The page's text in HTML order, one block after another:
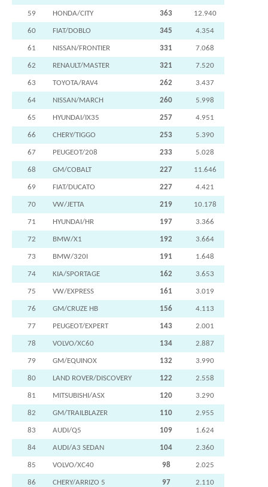
59 HONDA/CITY 363 12.940
60 FIAT/DOBLO 345 4.354
61 NISSAN/FRONTIER 331 7.068
62 RENAULT/MASTER 321 7.520
63 TOYOTA/RAV4 262 3.437
64 NISSAN/MARCH 260 5.998
65 HYUNDAI/IX35 257 4.951
66 CHERY/TIGGO 253 5.390
67 PEUGEOT/208 233 5.028
68 GM/COBALT 227 11.646
69 FIAT/DUCATO 227 4.421
70 VW/JETTA 219 10.178
71 HYUNDAI/HR 197 3.366
72 BMW/X1 192 3.664
73 BMW/320I 191 1.648
74 KIA/SPORTAGE 162 3.653
75 VW/EXPRESS 161 3.019
76 GM/CRUZE HB 156 4.113
77 PEUGEOT/EXPERT 143 2.001
78 VOLVO/XC60 134 2.887
79 GM/EQUINOX 132 3.990
80 LAND ROVER/DISCOVERY 122 2.558
81 MITSUBISHI/ASX 120 3.290
82 GM/TRAILBLAZER 110 2.955
83 AUDI/Q5 109 1.624
84 AUDI/A3 SEDAN 104 2.360
85 VOLVO/XC40 98 2.025
86 CHERY/ARRIZO 5 97 2.110